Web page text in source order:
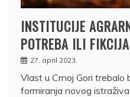
INSTITUCIJE
POTREBA ILI
27. april 2023.
Vlast u Crnoj Gori trebalo
formiranja novog